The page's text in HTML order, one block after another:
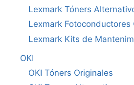
Lexmark Tóners
Lexmark Fotoconductores
Lexmark Kits de
OKI
OKI Tóners Originales